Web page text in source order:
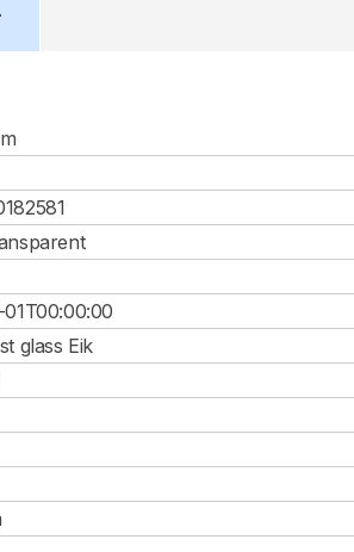
01T00:00:00
glass Eik